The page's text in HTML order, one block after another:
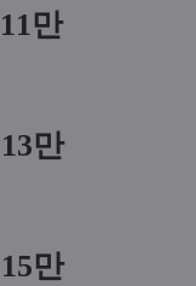
11만
13만
15만